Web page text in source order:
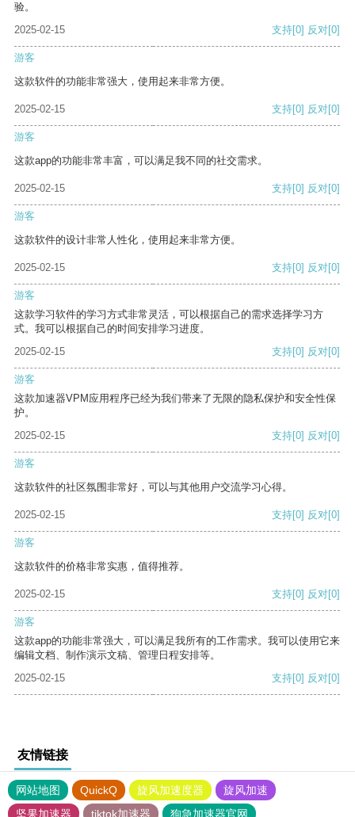
验。
2025-02-15
支持[0] 反对[0]
游客
这款软件的功能非常强大，使用起来非常方便。
2025-02-15 支持[0] 反对[0]
游客
这款app的功能非常丰富，可以满足我不同的社交需求。
2025-02-15 支持[0] 反对[0]
游客
这款软件的设计非常人性化，使用起来非常方便。
2025-02-15 支持[0] 反对[0]
游客
这款学习软件的学习方式非常灵活，可以根据自己的需求选择学习方
式。我可以根据自己的时间安排学习进度。
2025-02-15
支持[0] 反对[0]
游客
这款加速器VPM应用程序已经为我们带来了无限的隐私保护和安全性保
护。
2025-02-15
支持[0] 反对[0]
游客
这款软件的社区氛围非常好，可以与其他用户交流学习心得。
2025-02-15 支持[0] 反对[0]
游客
这款软件的价格非常实惠，值得推荐。
2025-02-15 支持[0] 反对[0]
游客
这款app的功能非常强大，可以满足我所有的工作需求。我可以使用它来
编辑文档、制作演示文稿、管理日程安排等。
2025-02-15
支持[0] 反对[0]
友情链接
网站地图 QuickQ 旋风加速度器
旋风加速
坚果加速器
tiktok加速器 狗急加速器官网